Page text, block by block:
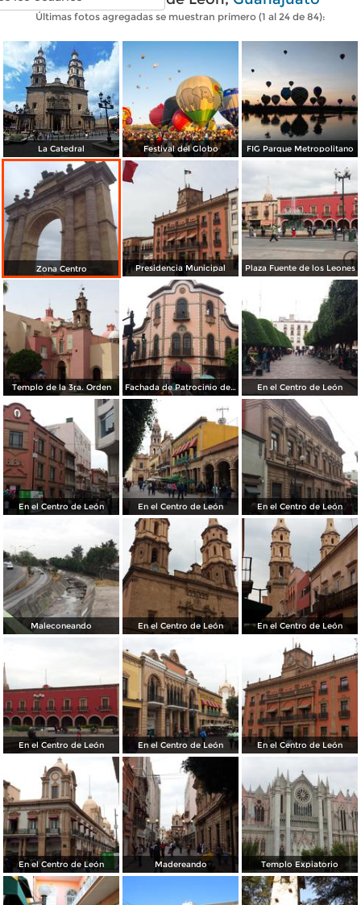
Últimas fotos agregadas se muestran primero (1 al 24 de 84):
La Catedral Festival del Globo FIG Parque Metropolitano
Zona Centro Presidencia Municipal Plaza Fuente de los Leones
Templo de la 3ra. Orden Fachada de Patrocinio de María En el Centro de León
En el Centro de León En el Centro de León En el Centro de León
Maleconeando En el Centro de León En el Centro de León
En el Centro de León En el Centro de León En el Centro de León
En el Centro de León Madereando Templo Expiatorio